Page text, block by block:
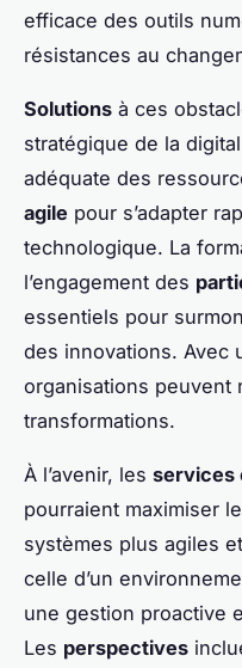
efficace des outils
résistances au
Solutions à ces
stratégique de la
adéquate des
agile pour s’adapter
technologique. La
l’engagement des
essentiels pour
des innovations. Avec
organisations peuvent
transformations.
À l’avenir, les services
pourraient maximiser
systèmes plus agiles
celle d’un
une gestion proactive
Les perspectives